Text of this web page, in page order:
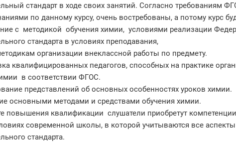
стандарт в ходе своих занятий. Согласно требованиям
по данному курсу, очень востребованы, а потому курс
с методикой обучения химии, условиями реализации
стандарта в условиях преподавания,
организации внеклассной работы по предмету.
квалифицированных педагогов, способных на практике
в соответствии ФГОС.
представлений об основных особенностях уроков химии.
основными методами и средствами обучения химии.
повышения квалификации слушатели приобретут
современной школы, в которой учитываются все аспекты
стандарта.